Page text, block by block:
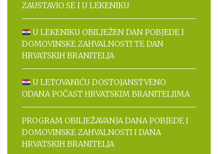
ZAUSTAVIO SE I U LEKENIKU
U LEKENIKU OBILJEŽEN DAN POBJEDE I
DOMOVINSKE ZAHVALNOSTI TE DAN
HRVATSKIH BRANITELJA
U LETOVANIĆU DOSTOJANSTVENO
ODANA POČAST HRVATSKIM BRANITELJIMA
PROGRAM OBILJEŽAVANJA DANA POBJEDE I
DOMOVINSKE ZAHVALNOSTI I DANA
HRVATSKIH BRANITELJA